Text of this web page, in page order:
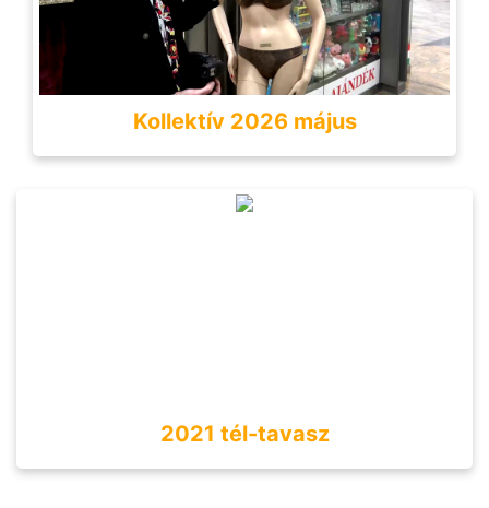
Kollektív 2026 május
2021 tél-tavasz